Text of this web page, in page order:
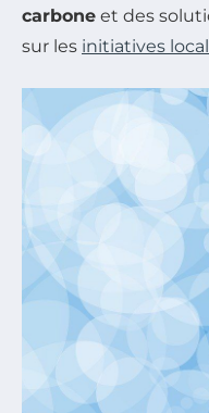
carbone et des
sur les initiatives